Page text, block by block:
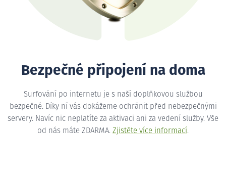
Bezpečné připojení na doma
Surfování po internetu je s naší doplňkovou službou
bezpečné. Díky ní vás dokážeme ochránit před nebezpečnými
servery. Navíc nic neplatíte za aktivaci ani za vedení služby. Vše
od nás máte ZDARMA. Zjistěte více informací.